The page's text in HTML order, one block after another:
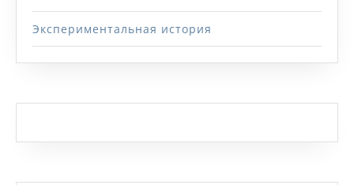
Экспериментальная история